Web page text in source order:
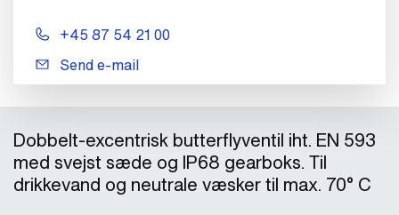
+45 87 54 21 00
Send e-mail
Dobbelt-excentrisk butterflyventil iht. EN 593
med svejst sæde og IP68 gearboks. Til
drikkevand og neutrale væsker til max. 70° C